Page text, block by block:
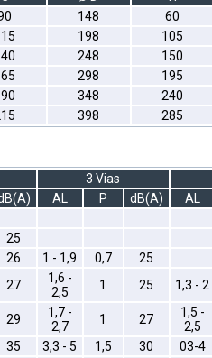
148 60
198 105
248 150
298 195
348 240
398 285
3 Vias
AL P dB(A) AL
25
26 1 - 1,9 0,7
25
27
1,6 -
2,5
1 25 1,3 - 2
29
1,7 -
2,7
1 27
1,5 -
2,5
35 3,3 - 5 1,5 30 03-4